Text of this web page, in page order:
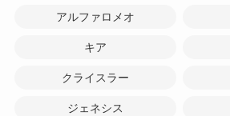
アルファロメオ
キア
クライスラー
ジェネシス